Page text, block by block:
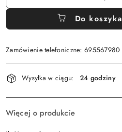
Do koszyka
Zamówienie telefoniczne: 695567980
Dostępność
i
dostawa
Wysyłka w ciągu: 24 godziny
Więcej o produkcie